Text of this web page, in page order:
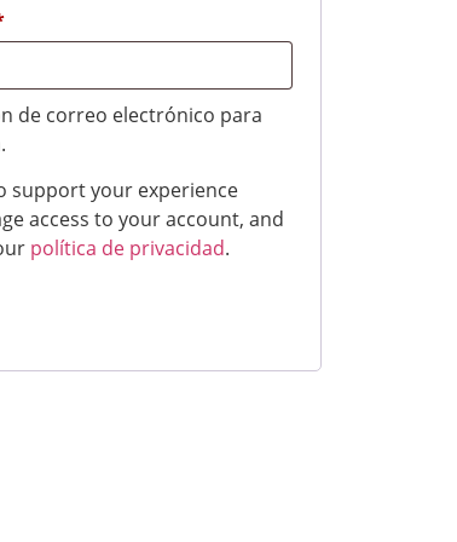
de correo electrónico para
support your experience
access to your account, and
política de privacidad.